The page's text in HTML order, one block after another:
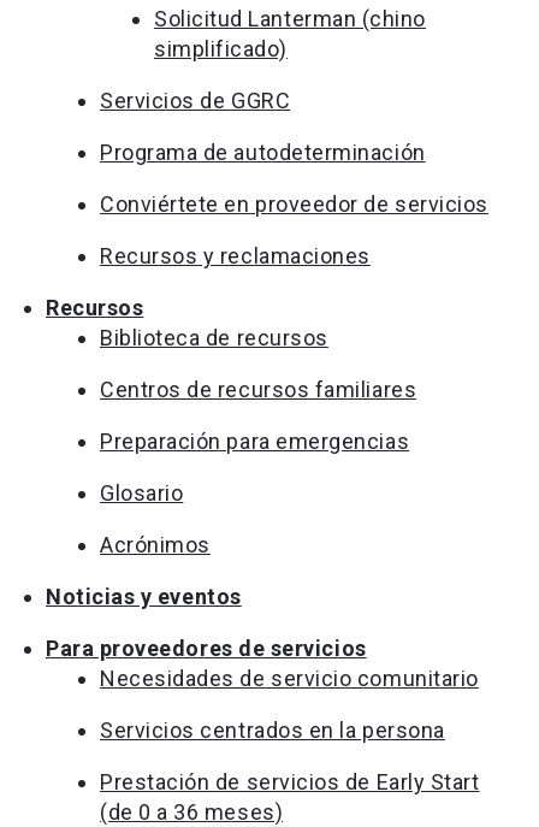
Solicitud Lanterman (chino
simplificado)
Servicios de GGRC
Programa de autodeterminación
Conviértete en proveedor de servicios
Recursos y reclamaciones
Recursos
Biblioteca de recursos
Centros de recursos familiares
Preparación para emergencias
Glosario
Acrónimos
Noticias y eventos
Para proveedores de servicios
Necesidades de servicio comunitario
Servicios centrados en la persona
Prestación de servicios de Early Start
(de 0 a 36 meses)